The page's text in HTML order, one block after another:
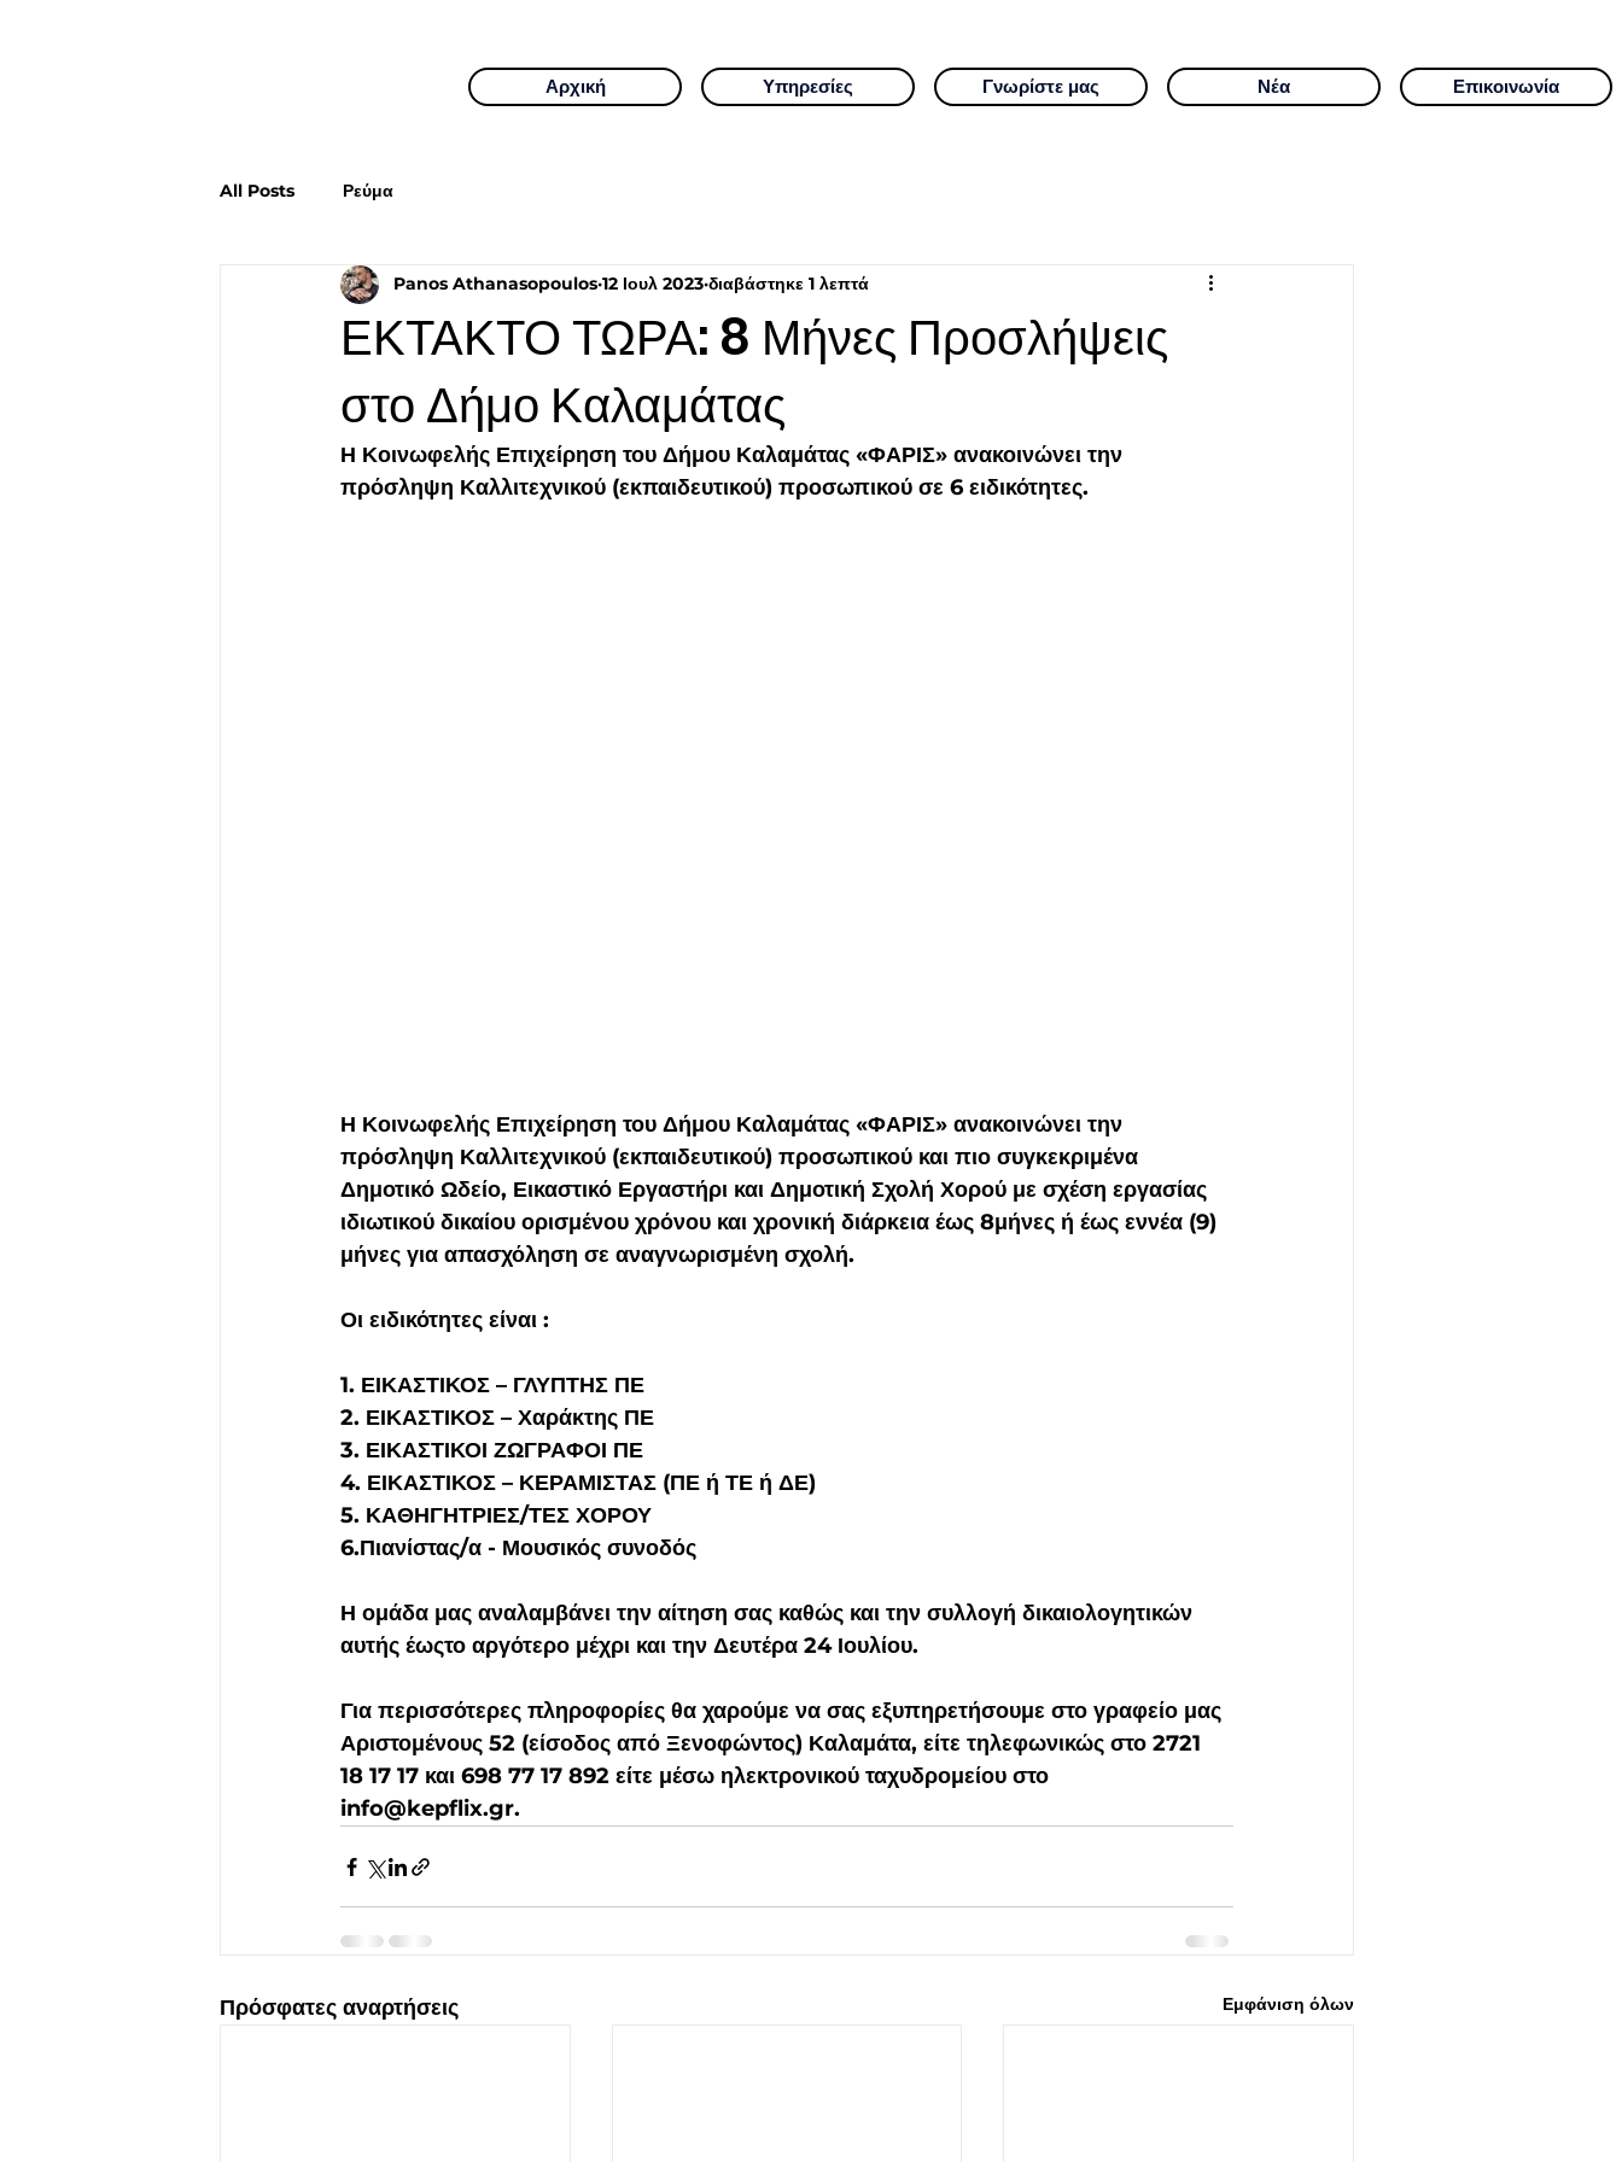
Αρχική Υπηρεσίες Γνωρίστε μας Νέα Επικοινωνία
All Posts Ρεύμα
ΕΚΤΑΚΤΟ ΤΩΡΑ: 8 Μήνες Προσλήψεις
στο Δήμο Καλαμάτας
Panos Athanasopoulos 12 Ιουλ 2023 διαβάστηκε 1 λεπτά
Η Κοινωφελής Επιχείρηση του Δήμου Καλαμάτας «ΦΑΡΙΣ» ανακοινώνει την
πρόσληψη Καλλιτεχνικού (εκπαιδευτικού) προσωπικού σε 6 ειδικότητες.
Η Κοινωφελής Επιχείρηση του Δήμου Καλαμάτας «ΦΑΡΙΣ» ανακοινώνει την
πρόσληψη Καλλιτεχνικού (εκπαιδευτικού) προσωπικού και πιο συγκεκριμένα
Δημοτικό Ωδείο, Εικαστικό Εργαστήρι και Δημοτική Σχολή Χορού με σχέση εργασίας
ιδιωτικού δικαίου ορισμένου χρόνου και χρονική διάρκεια έως 8μήνες ή έως εννέα (9)
μήνες για απασχόληση σε αναγνωρισμένη σχολή.
Οι ειδικότητες είναι :
1. ΕΙΚΑΣΤΙΚΟΣ – ΓΛΥΠΤΗΣ ΠΕ
2. ΕΙΚΑΣΤΙΚΟΣ – Χαράκτης ΠΕ
3. ΕΙΚΑΣΤΙΚΟΙ ΖΩΓΡΑΦΟΙ ΠΕ
4. ΕΙΚΑΣΤΙΚΟΣ – ΚΕΡΑΜΙΣΤΑΣ (ΠΕ ή ΤΕ ή ΔΕ)
5. ΚΑΘΗΓΗΤΡΙΕΣ/ΤΕΣ ΧΟΡΟΥ
6.Πιανίστας/α - Μουσικός συνοδός
Η ομάδα μας αναλαμβάνει την αίτηση σας καθώς και την συλλογή δικαιολογητικών
αυτής έωςτο αργότερο μέχρι και την Δευτέρα 24 Ιουλίου.
Για περισσότερες πληροφορίες θα χαρούμε να σας εξυπηρετήσουμε στο γραφείο μας
Αριστομένους 52 (είσοδος από Ξενοφώντος) Καλαμάτα, είτε τηλεφωνικώς στο 2721
18 17 17 και 698 77 17 892 είτε μέσω ηλεκτρονικού ταχυδρομείου στο
info@kepflix.gr.
Πρόσφατες αναρτήσεις Εμφάνιση όλων